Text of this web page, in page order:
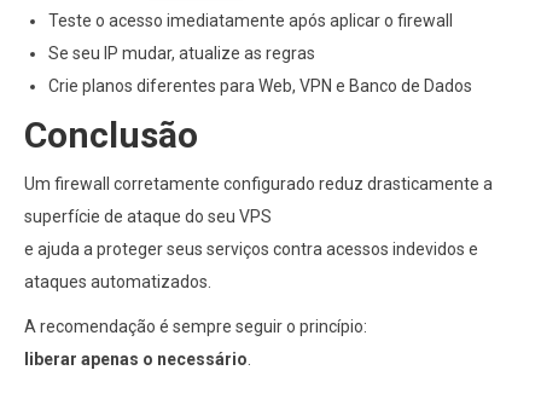
Teste o acesso imediatamente após aplicar o firewall
Se seu IP mudar, atualize as regras
Crie planos diferentes para Web, VPN e Banco de Dados
Conclusão
Um firewall corretamente configurado reduz drasticamente a
superfície de ataque do seu VPS
e ajuda a proteger seus serviços contra acessos indevidos e
ataques automatizados.
A recomendação é sempre seguir o princípio:
liberar apenas o necessário.